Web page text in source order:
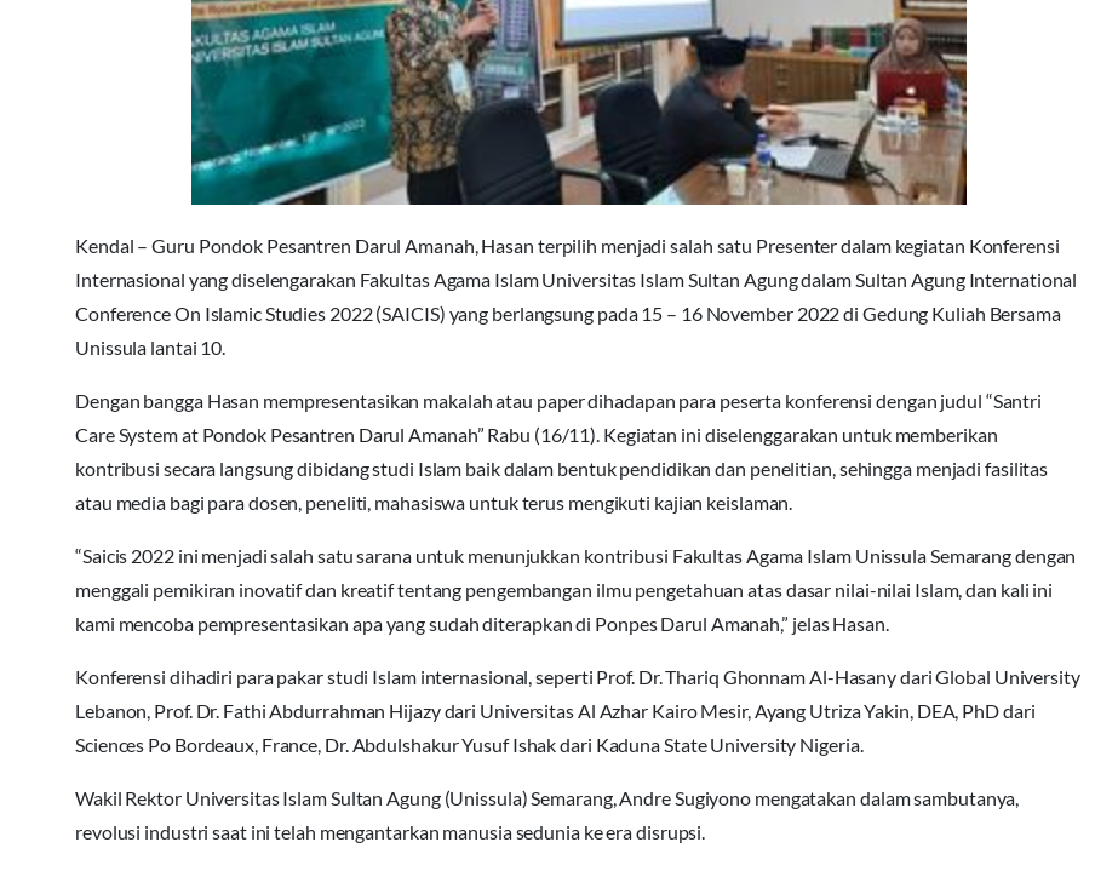
Kendal – Guru Pondok Pesantren Darul Amanah, Hasan terpilih menjadi salah satu Presenter dalam kegiatan Konferensi
Internasional yang diselengarakan Fakultas Agama Islam Universitas Islam Sultan Agung dalam Sultan Agung International
Conference On Islamic Studies 2022 (SAICIS) yang berlangsung pada 15 – 16 November 2022 di Gedung Kuliah Bersama
Unissula lantai 10.
Dengan bangga Hasan mempresentasikan makalah atau paper dihadapan para peserta konferensi dengan judul “Santri
Care System at Pondok Pesantren Darul Amanah” Rabu (16/11). Kegiatan ini diselenggarakan untuk memberikan
kontribusi secara langsung dibidang studi Islam baik dalam bentuk pendidikan dan penelitian, sehingga menjadi fasilitas
atau media bagi para dosen, peneliti, mahasiswa untuk terus mengikuti kajian keislaman.
“Saicis 2022 ini menjadi salah satu sarana untuk menunjukkan kontribusi Fakultas Agama Islam Unissula Semarang dengan
menggali pemikiran inovatif dan kreatif tentang pengembangan ilmu pengetahuan atas dasar nilai-nilai Islam, dan kali ini
kami mencoba pempresentasikan apa yang sudah diterapkan di Ponpes Darul Amanah,” jelas Hasan.
Konferensi dihadiri para pakar studi Islam internasional, seperti Prof. Dr. Thariq Ghonnam Al-Hasany dari Global University
Lebanon, Prof. Dr. Fathi Abdurrahman Hijazy dari Universitas Al Azhar Kairo Mesir, Ayang Utriza Yakin, DEA, PhD dari
Sciences Po Bordeaux, France, Dr. Abdulshakur Yusuf Ishak dari Kaduna State University Nigeria.
Wakil Rektor Universitas Islam Sultan Agung (Unissula) Semarang, Andre Sugiyono mengatakan dalam sambutanya,
revolusi industri saat ini telah mengantarkan manusia sedunia ke era disrupsi.